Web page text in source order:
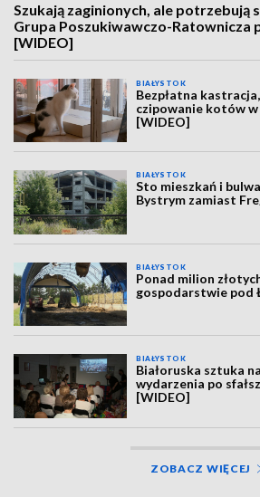
Szukają zaginionych, ale potrzebują
Grupa Poszukiwawczo-Ratownicza
[WIDEO]
BIAŁYSTOK
Bezpłatna
czipowanie kotów w
[WIDEO]
BIAŁYSTOK
Sto mieszkań i
Bystrym zamiast
BIAŁYSTOK
Ponad milion
gospodarstwie pod
BIAŁYSTOK
Białoruska sztuka
wydarzenia po
[WIDEO]
ZOBACZ WIĘCEJ